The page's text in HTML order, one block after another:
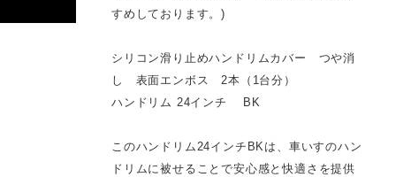
すめしております。)
シリコン滑り止めハンドリムカバー つや消
し 表面エンボス 2本（1台分）
ハンドリム 24インチ BK
このハンドリム24インチBKは、車いすのハン
ドリムに被せることで安心感と快適さを提供